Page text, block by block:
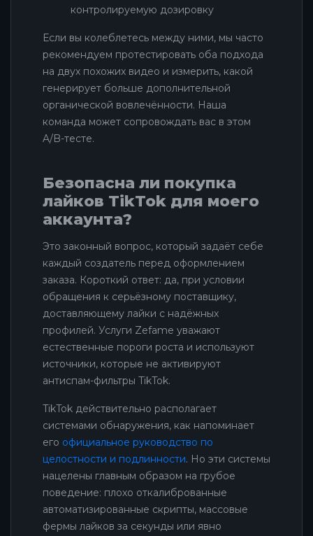
контролируемую дозировку
Если вы колеблетесь между ними, мы часто
рекомендуем протестировать оба подхода
на двух похожих видео и измерить, какой
генерирует больше дополнительной
органической вовлечённости. Наша
команда может сопровождать вас в этом
A/B-тесте.
Безопасна ли покупка
лайков TikTok для моего
аккаунта?
Это законный вопрос, который задаёт себе
каждый создатель перед оформлением
заказа. Короткий ответ: да, при условии
обращения к серьёзному поставщику,
доставляющему лайки с надёжных
профилей. Услуги Zefame уважают
естественные пороги роста и используют
источники, которые не активируют
антиспам-фильтры TikTok.
TikTok действительно располагает
системами обнаружения, как напоминает
его официальное руководство по
целостности и подлинности. Но эти системы
нацелены главным образом на грубое
поведение: плохо откалиброванные
автоматизированные скрипты, массовые
фермы лайков за секунды или явно